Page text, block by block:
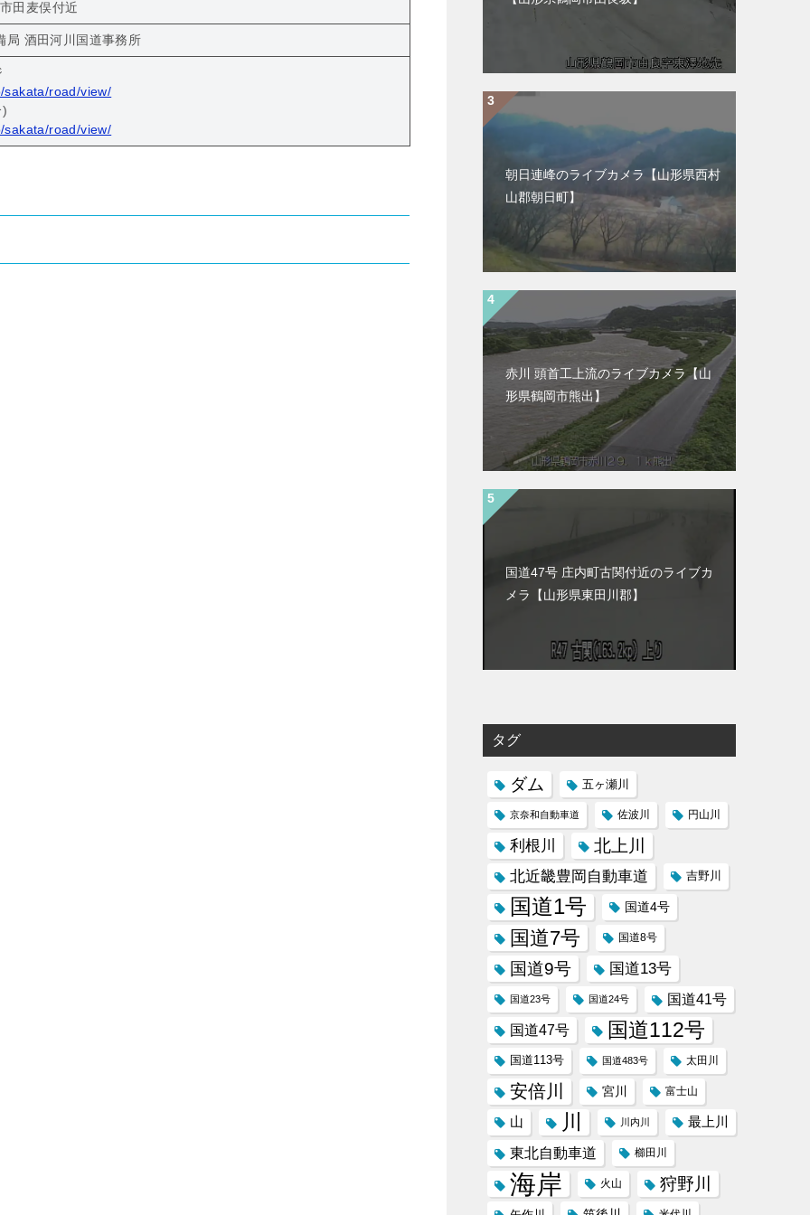
田麦俣付近
局 酒田河川国道事務所
sakata/road/view/
sakata/road/view/
朝日連峰のライブカメラ【山形県西村
山郡朝日町】
赤川 頭首工上流のライブカメラ【山
形県鶴岡市熊出】
国道47号 庄内町古関付近のライブカ
メラ【山形県東田川郡】
タグ
ダム 五ヶ瀬川
京奈和自動車道 佐波川 円山川
利根川 北上川
北近畿豊岡自動車道 吉野川
国道1号 国道4号
国道7号 国道8号
国道9号 国道13号
国道23号 国道24号 国道41号
国道47号 国道112号
国道113号 国道483号 太田川
安倍川 宮川 富士山
山 川 川内川 最上川
東北自動車道 櫛田川
海岸 火山 狩野川